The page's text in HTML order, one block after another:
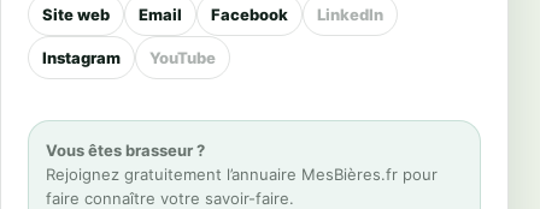
Site web Email Facebook LinkedIn
Instagram YouTube
Vous êtes brasseur ?
Rejoignez gratuitement l’annuaire MesBières.fr pour
faire connaître votre savoir-faire.